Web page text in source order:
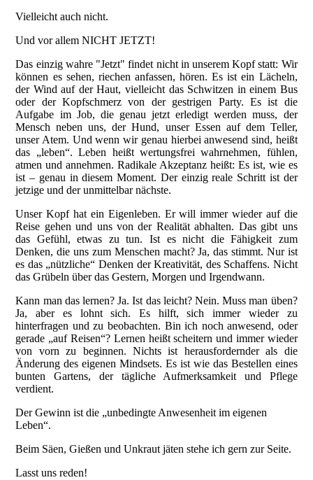
Vielleicht auch nicht.
Und vor allem NICHT JETZT!
Das einzig wahre "Jetzt" findet nicht in unserem Kopf statt: Wir
können es sehen, riechen anfassen, hören. Es ist ein Lächeln,
der Wind auf der Haut, vielleicht das Schwitzen in einem Bus
oder der Kopfschmerz von der gestrigen Party. Es ist die
Aufgabe im Job, die genau jetzt erledigt werden muss, der
Mensch neben uns, der Hund, unser Essen auf dem Teller,
unser Atem. Und wenn wir genau hierbei anwesend sind, heißt
das „leben“. Leben heißt wertungsfrei wahrnehmen, fühlen,
atmen und annehmen. Radikale Akzeptanz heißt: Es ist, wie es
ist – genau in diesem Moment. Der einzig reale Schritt ist der
jetzige und der unmittelbar nächste.
Unser Kopf hat ein Eigenleben. Er will immer wieder auf die
Reise gehen und uns von der Realität abhalten. Das gibt uns
das Gefühl, etwas zu tun. Ist es nicht die Fähigkeit zum
Denken, die uns zum Menschen macht? Ja, das stimmt. Nur ist
es das „nützliche“ Denken der Kreativität, des Schaffens. Nicht
das Grübeln über das Gestern, Morgen und Irgendwann.
Kann man das lernen? Ja. Ist das leicht? Nein. Muss man üben?
Ja, aber es lohnt sich. Es hilft, sich immer wieder zu
hinterfragen und zu beobachten. Bin ich noch anwesend, oder
gerade „auf Reisen“? Lernen heißt scheitern und immer wieder
von vorn zu beginnen. Nichts ist herausfordernder als die
Änderung des eigenen Mindsets. Es ist wie das Bestellen eines
bunten Gartens, der tägliche Aufmerksamkeit und Pflege
verdient.
Der Gewinn ist die „unbedingte Anwesenheit im eigenen
Leben“.
Beim Säen, Gießen und Unkraut jäten stehe ich gern zur Seite.
Lasst uns reden!